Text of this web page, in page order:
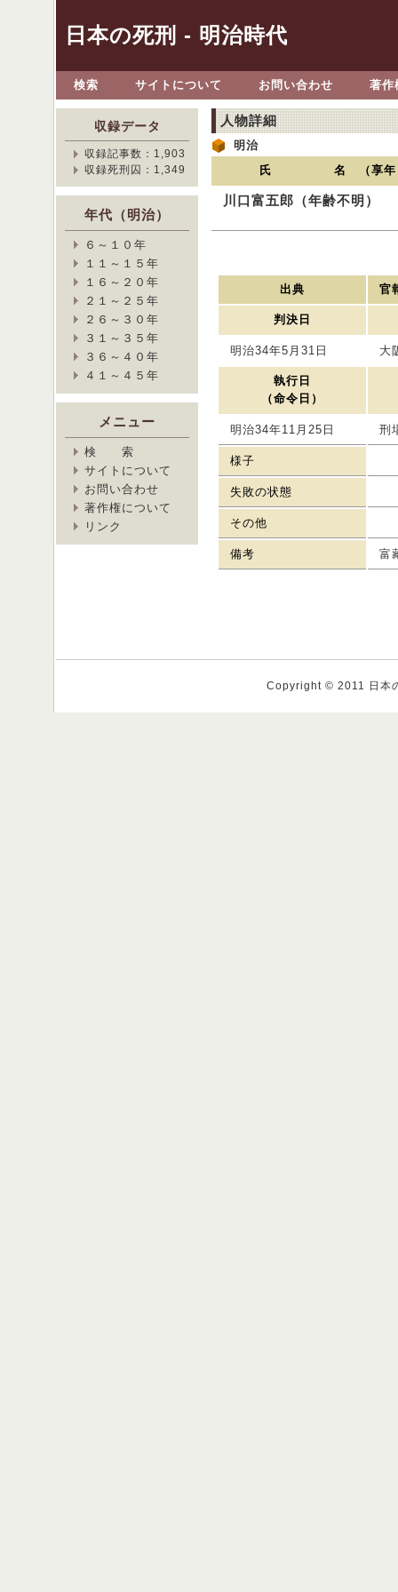
日本の死刑 - 明治時代
検索 サイトについて お問い合わせ 著作
人物詳細
明治
氏 名 （享年
川口富五郎（年齢不明）
出典 官
判決日
明治34年5月31日 大
執行日
（命令日）
明治34年11月25日 刑
様子
失敗の状態
その他
備考 富
収録データ
収録記事数：1,903
収録死刑囚：1,349
年代（明治）
６～１０年
１１～１５年
１６～２０年
２１～２５年
２６～３０年
３１～３５年
３６～４０年
４１～４５年
メニュー
検 索
サイトについて
お問い合わせ
著作権について
リンク
Copyright © 2011 日本